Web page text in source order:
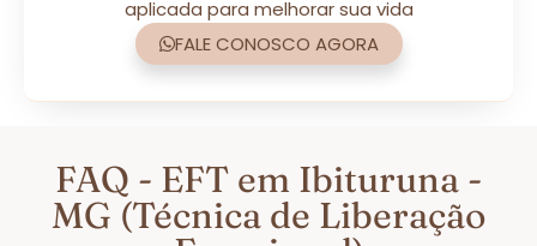
aplicada para melhorar sua vida
FALE CONOSCO AGORA
FAQ - EFT em Ibituruna -
MG (Técnica de Liberação